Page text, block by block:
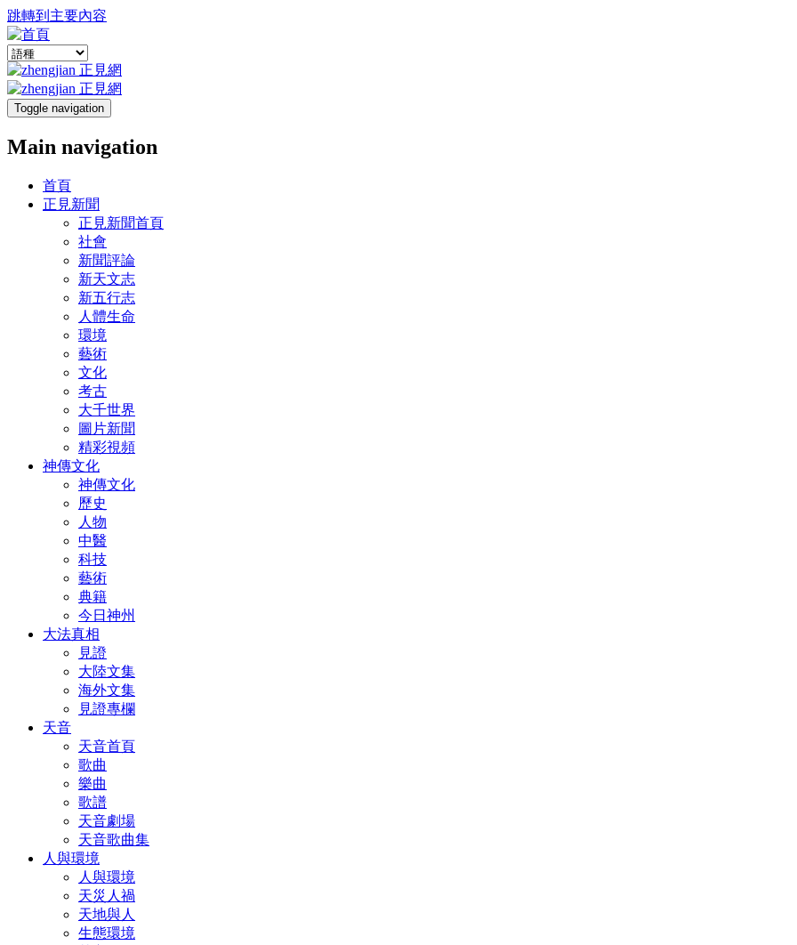
跳轉到主要內容
Toggle navigation
Main navigation
首頁
正見新聞
正見新聞首頁
社會
新聞評論
新天文志
新五行志
人體生命
環境
藝術
文化
考古
大千世界
圖片新聞
精彩視頻
神傳文化
神傳文化
歷史
人物
中醫
科技
藝術
典籍
今日神州
大法真相
見證
大陸文集
海外文集
見證專欄
天音
天音首頁
歌曲
樂曲
歌譜
天音劇場
天音歌曲集
人與環境
人與環境
天災人禍
天地與人
生態環境